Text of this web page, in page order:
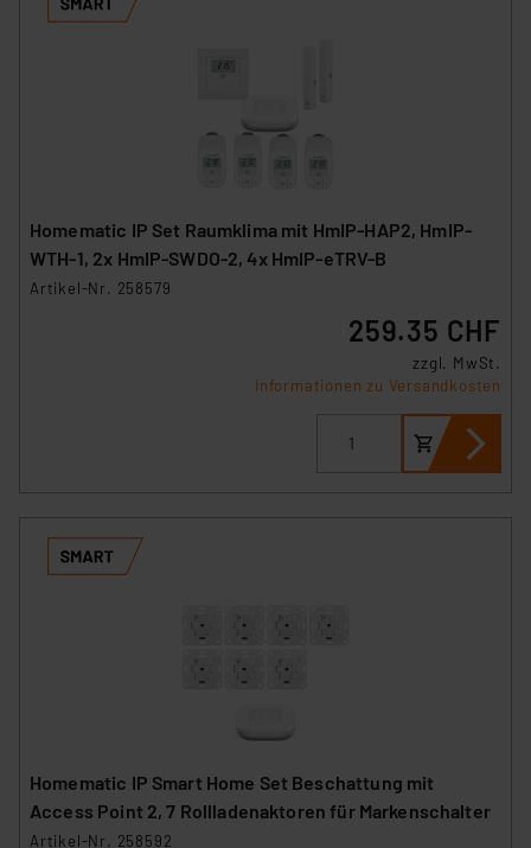
Homematic IP Set Raumklima mit HmIP-HAP2, HmIP-
WTH-1, 2x HmIP-SWDO-2, 4x HmIP-eTRV-B
Artikel-Nr. 258579
259.35 CHF
zzgl. MwSt.
Informationen zu Versandkosten
Homematic IP Smart Home Set Beschattung mit
Access Point 2, 7 Rollladenaktoren für Markenschalter
Artikel-Nr. 258592